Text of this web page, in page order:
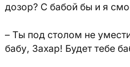
дозор? С бабой бы и я
– Ты под столом не
бабу, Захар! Будет тебе